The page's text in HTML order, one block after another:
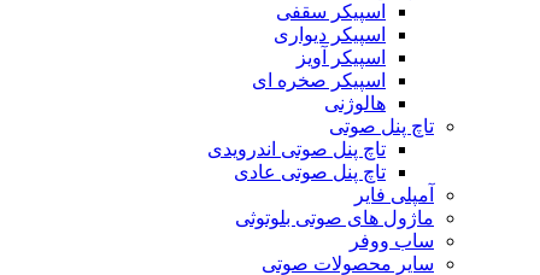
اسپیکر سقفی
اسپیکر دیواری
اسپیکر آویز
اسپیکر صخره ای
هالوژنی
تاچ پنل صوتی
تاچ پنل صوتی اندرویدی
تاچ پنل صوتی عادی
آمپلی فایر
ماژول های صوتی بلوتوثی
ساب ووفر
سایر محصولات صوتی